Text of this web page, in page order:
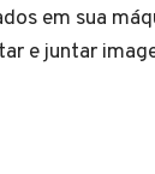
em sua
e juntar